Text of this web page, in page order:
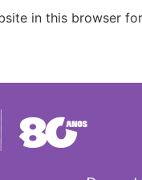
in this browser